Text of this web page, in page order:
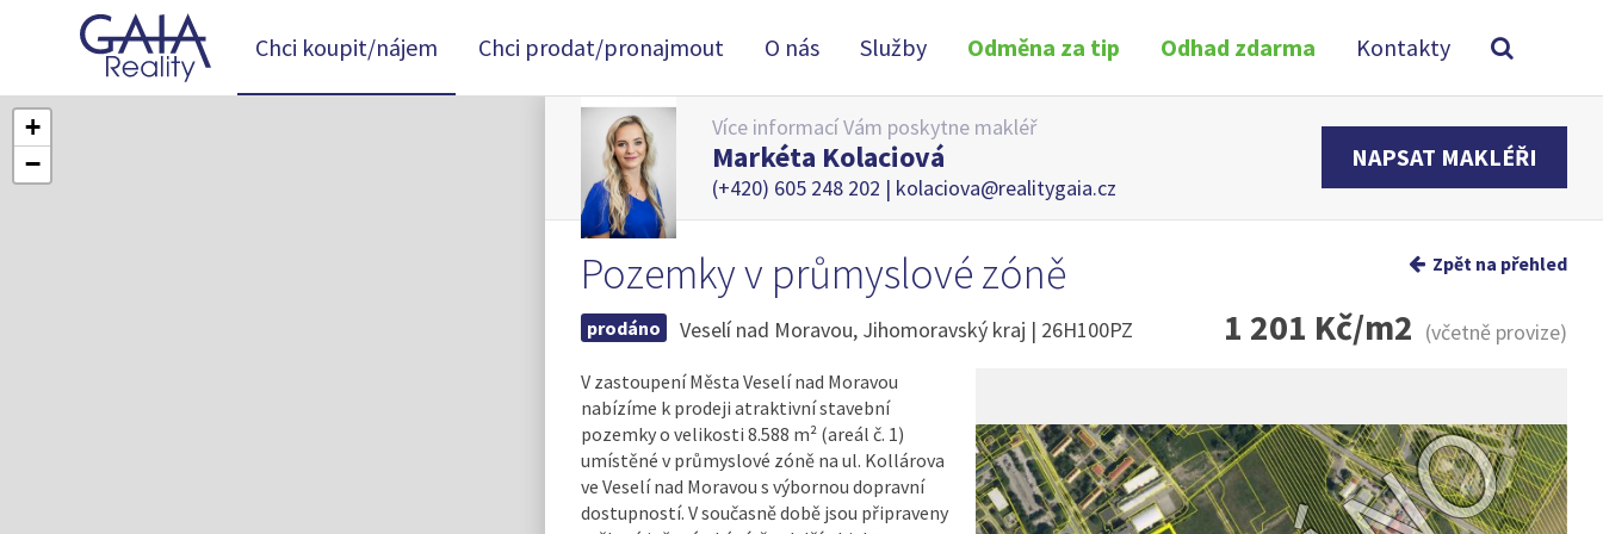
Chci koupit/nájem Chci prodat/pronajmout O nás Služby Odměna za tip Odhad zdarma Kontakty
+
−
Více informací Vám poskytne makléř
Markéta Kolaciová
(+420) 605 248 202 | kolaciova@realitygaia.cz
NAPSAT MAKLÉŘI
Zpět na přehled
Pozemky v průmyslové zóně
prodáno Veselí nad Moravou, Jihomoravský kraj | 26H100PZ 1 201 Kč/m2 (včetně provize)
V zastoupení Města Veselí nad Moravou
nabízíme k prodeji atraktivní stavební
pozemky o velikosti 8.588 m² (areál č. 1)
umístěné v průmyslové zóně na ul. Kollárova
ve Veselí nad Moravou s výbornou dopravní
dostupností. V současně době jsou připraveny